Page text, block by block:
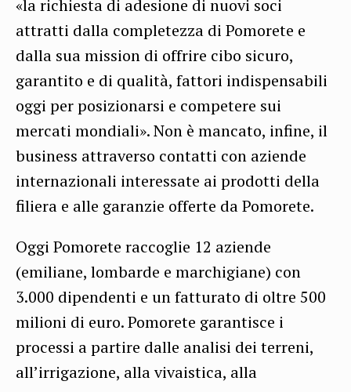
«la richiesta di adesione di nuovi soci
attratti dalla completezza di Pomorete e
dalla sua mission di offrire cibo sicuro,
garantito e di qualità, fattori indispensabili
oggi per posizionarsi e competere sui
mercati mondiali». Non è mancato, infine, il
business attraverso contatti con aziende
internazionali interessate ai prodotti della
filiera e alle garanzie offerte da Pomorete.
Oggi Pomorete raccoglie 12 aziende
(emiliane, lombarde e marchigiane) con
3.000 dipendenti e un fatturato di oltre 500
milioni di euro. Pomorete garantisce i
processi a partire dalle analisi dei terreni,
all’irrigazione, alla vivaistica, alla